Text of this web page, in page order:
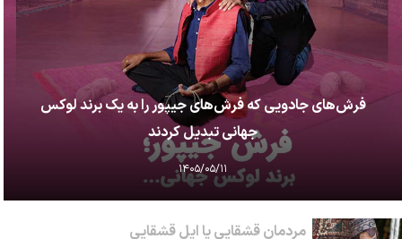
فرش‌های جادویی که فرش‌های جیپور را به یک برند لوکس
جهانی تبدیل کردند
۱۴۰۵/۰۵/۱۱
مردمان قشقایی یا ایل قشقایی